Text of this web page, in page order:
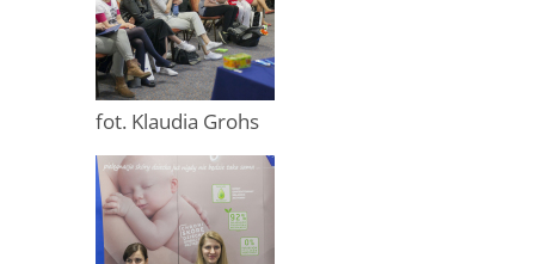
fot. Klaudia Grohs